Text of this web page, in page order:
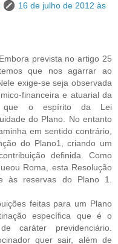
16 de julho de 2012 às
prevista no artigo 25
que nos agarrar ao
exige-se seja observada
financeira e atuarial da
que o espírito da Lei
do Plano. No entanto
em sentido contrário,
do Plano1, criando um
definida. Como
Roma, esta Resolução
às reservas do Plano 1.
feitas para um Plano
específica que é o
caráter previdenciário.
quer sair, além de